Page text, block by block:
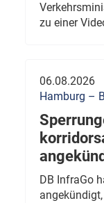
zu einer
06.08.2026
Hamburg –
DB InfraGo